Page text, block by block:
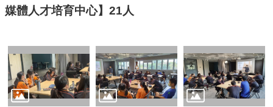
公
青
資
源
媒體人才培育中心】21人